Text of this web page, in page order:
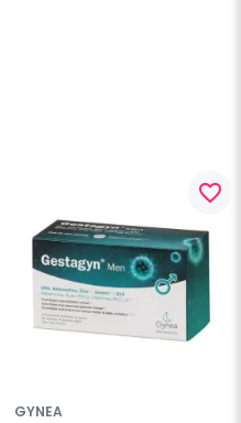
favorite_border
GYNEA